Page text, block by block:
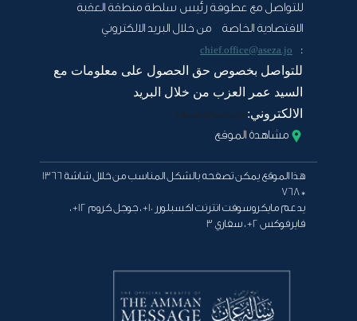
للتواصل مع عطوفة رئيس سلطة منطقة العقبة
الاقتصادية الخاصة من خلال البريد الالكتروني
:
chief.office@aseza.jo
للتواصل بخصوص حق الحصول على معلومات مع
السيد عمر العزب من خلال البريد
الالكتروني:Oazab@aseza.jo
مشاهدة الموقع
هذا الموقع يمكن تصفحه بالشكل المناسب من خلال شاشة 1366
* 768
يدعم مايكروسوفت انترنت اكسبلورر 10+ ، جوجل كروم 12+ ،
فايرفوكس 2+ ، سفاري 3